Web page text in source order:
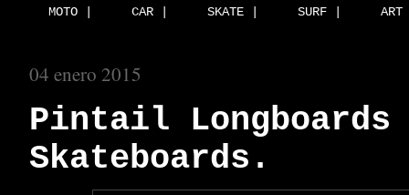
MOTO | CAR | SKATE | SURF |
04 enero 2015
Pintail
Skateboards.